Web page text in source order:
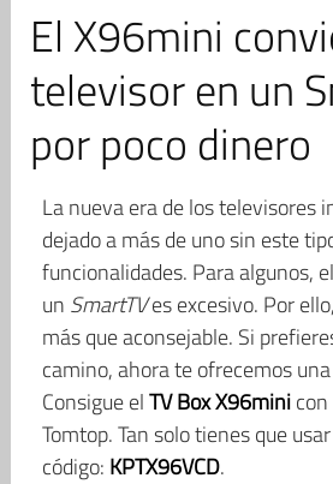
El X96mini
televisor en un
por poco dinero
La nueva era de los televisores
dejado a más de uno sin este
funcionalidades. Para algunos,
un SmartTVes excesivo. Por
más que aconsejable. Si
camino, ahora te ofrecemos
Consigue elTV Box X96minicon
Tomtop. Tan solo tienes que
código: KPTX96VCD.